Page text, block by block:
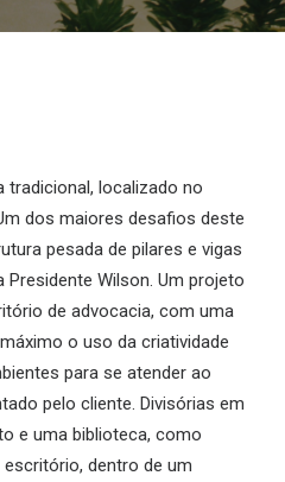
tradicional, localizado no
dos maiores desafios deste
pesada de pilares e vigas
Presidente Wilson. Um projeto
de advocacia, com uma
o uso da criatividade
para se atender ao
pelo cliente. Divisórias em
e uma biblioteca, como
dentro de um